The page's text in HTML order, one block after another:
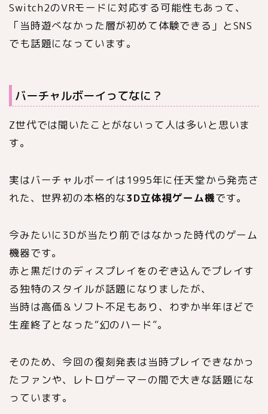
Switch2のVRモードに対応する可能性もあって、
「当時遊べなかった層が初めて体験できる」とSNS
でも話題になっています。
バーチャルボーイってなに？
Z世代では聞いたことがないって人は多いと思いま
す。
実はバーチャルボーイは1995年に任天堂から発売さ
れた、世界初の本格的な3D立体視ゲーム機です。
今みたいに3Dが当たり前ではなかった時代のゲーム
機器です。
赤と黒だけのディスプレイをのぞき込んでプレイす
る独特のスタイルが話題になりましたが、
当時は高価＆ソフト不足もあり、わずか半年ほどで
生産終了となった“幻のハード”。
そのため、今回の復刻発表は当時プレイできなかっ
たファンや、レトロゲーマーの間で大きな話題にな
っています。